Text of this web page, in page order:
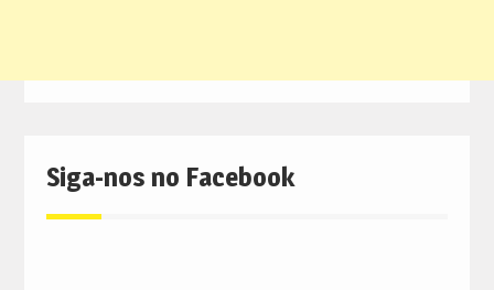
Siga-nos no Facebook